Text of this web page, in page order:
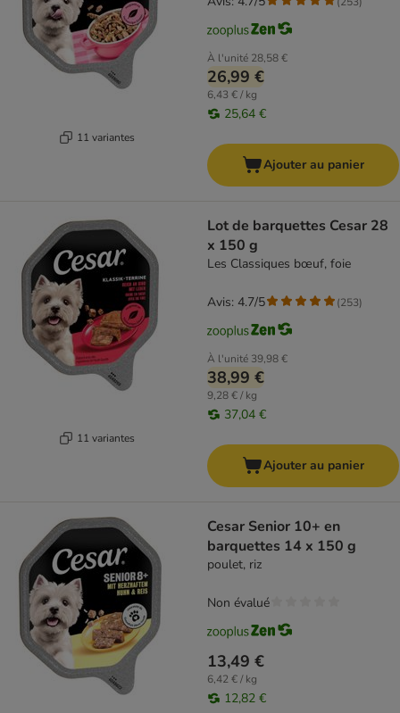
11 variantes
À l'unité 28,58 €
26,99 €
6,43 € / kg
25,64 €
Ajouter au panier
11 variantes
Lot de barquettes Cesar 28
x 150 g
Les Classiques bœuf, foie
À l'unité 39,98 €
38,99 €
9,28 € / kg
37,04 €
Avis: 4.7/5 (253)
Ajouter au panier
Cesar Senior 10+ en
barquettes 14 x 150 g
poulet, riz
13,49 €
6,42 € / kg
12,82 €
Non évalué